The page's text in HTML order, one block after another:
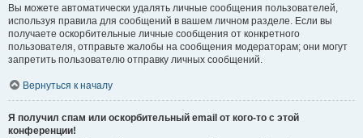
Вы можете автоматически удалять личные сообщения пользователей,
используя правила для сообщений в вашем личном разделе. Если вы
получаете оскорбительные личные сообщения от конкретного
пользователя, отправьте жалобы на сообщения модераторам; они могут
запретить пользователю отправку личных сообщений.
Вернуться к началу
Я получил спам или оскорбительный email от кого-то с этой
конференции!